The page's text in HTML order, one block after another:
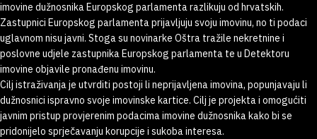
imovine dužnosnika Europskog parlamenta razlikuju od hrvatskih.
Zastupnici Europskog parlamenta prijavljuju svoju imovinu, no ti podaci
uglavnom nisu javni. Stoga su novinarke Oštra tražile nekretnine i
poslovne udjele zastupnika Europskog parlamenta te u Detektoru
imovine objavile pronađenu imovinu.
Cilj istraživanja je utvrditi postoji li neprijavljena imovina, popunjavaju li
dužnosnici ispravno svoje imovinske kartice. Cilj je projekta i omogućiti
javnim pristup provjerenim podacima imovine dužnosnika kako bi se
pridonijelo sprječavanju korupcije i sukoba interesa.